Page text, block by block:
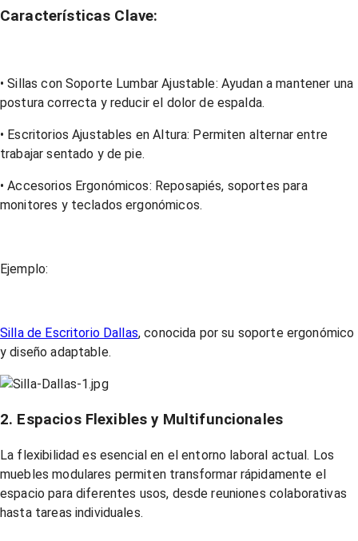
Características Clave:
• Sillas con Soporte Lumbar Ajustable: Ayudan a mantener una
postura correcta y reducir el dolor de espalda.
• Escritorios Ajustables en Altura: Permiten alternar entre
trabajar sentado y de pie.
• Accesorios Ergonómicos: Reposapiés, soportes para
monitores y teclados ergonómicos.
Ejemplo:
Silla de Escritorio Dallas, conocida por su soporte ergonómico
y diseño adaptable.
2. Espacios Flexibles y Multifuncionales
La flexibilidad es esencial en el entorno laboral actual. Los
muebles modulares permiten transformar rápidamente el
espacio para diferentes usos, desde reuniones colaborativas
hasta tareas individuales.